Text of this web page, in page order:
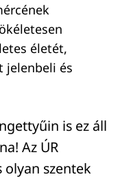
életét,
jelenbeli és
is ez áll
Az ÚR
olyan szentek